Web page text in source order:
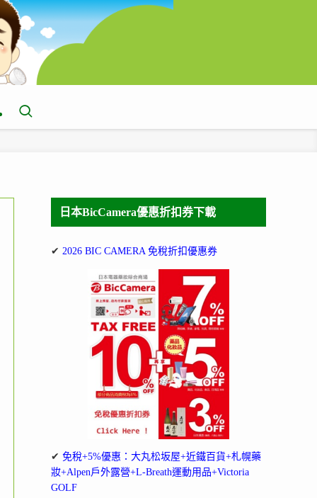
日本BicCamera優惠折扣券下載
✔ 2026 BIC CAMERA 免稅折扣優惠券
✔ 免稅+5%優惠：大丸松坂屋+近鐵百貨+札幌藥
妝+Alpen戶外露營+L-Breath運動用品+Victoria
GOLF